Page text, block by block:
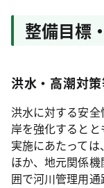
整備目標
洪水・高潮対
洪水に対する安
岸を強化するとと
実施にあたって
ほか、地元関係
囲で河川管理用通